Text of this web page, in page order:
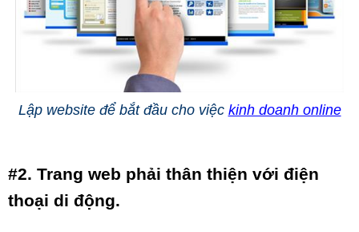
Lập website để bắt đầu cho việc kinh doanh online
#2. Trang web phải thân thiện với điện
thoại di động.